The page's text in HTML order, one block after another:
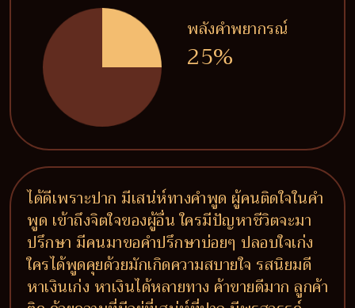
พลังคำพยากรณ์
25%
ได้ดีเพราะปาก มีเสน่ห์ทางคำพูด ผู้คนติดใจในคำ
พูด เข้าถึงจิตใจของผู้อื่น ใครมีปัญหาชีวิตจะมา
ปรึกษา มีคนมาขอคำปรึกษาบ่อยๆ ปลอบใจเก่ง
ใครได้พูดคุยด้วยมักเกิดความสบายใจ รสนิยมดี
หาเงินเก่ง หาเงินได้หลายทาง ค้าขายดีมาก ลูกค้า